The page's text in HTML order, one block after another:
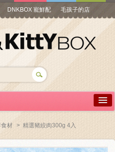
DNKBOX 寵鮮配
毛孩子的店
材 > 精選豬絞肉300g 4入